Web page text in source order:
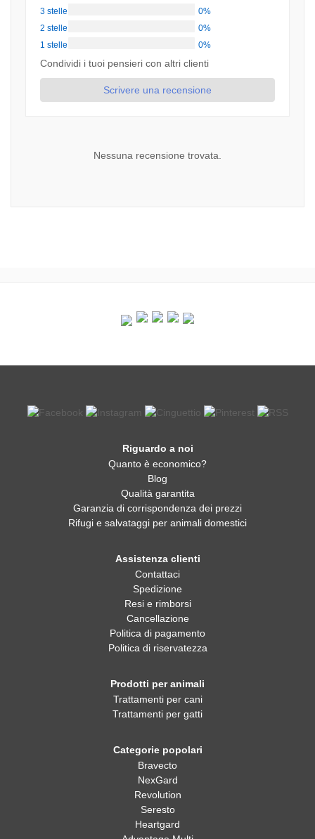
3 stelle
0%
2 stelle
0%
1 stelle
0%
Condividi i tuoi pensieri con altri clienti
Scrivere una recensione
Nessuna recensione trovata.
Riguardo a noi
Quanto è economico?
Blog
Qualità garantita
Garanzia di corrispondenza dei prezzi
Rifugi e salvataggi per animali domestici
Assistenza clienti
Contattaci
Spedizione
Resi e rimborsi
Cancellazione
Politica di pagamento
Politica di riservatezza
Prodotti per animali
Trattamenti per cani
Trattamenti per gatti
Categorie popolari
Bravecto
NexGard
Revolution
Seresto
Heartgard